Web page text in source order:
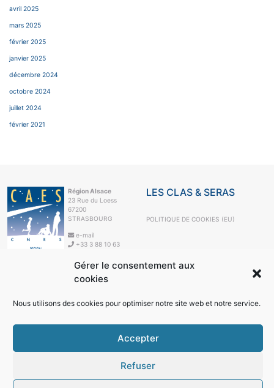
Gérer le consentement aux
cookies
Nous utilisons des cookies pour optimiser notre site web et notre service.
Accepter
Refuser
avril 2025
mars 2025
février 2025
janvier 2025
décembre 2024
octobre 2024
juillet 2024
février 2021
Région Alsace
23 Rue du Loess
67200
STRASBOURG
e-mail
+33 3 88 10 63
LES CLAS & SERAS
POLITIQUE DE COOKIES (EU)
MON COMPTE